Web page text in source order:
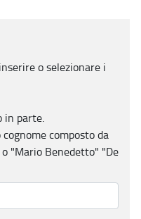
o selezionare i
in parte.
composto da
"Mario Benedetto" "De